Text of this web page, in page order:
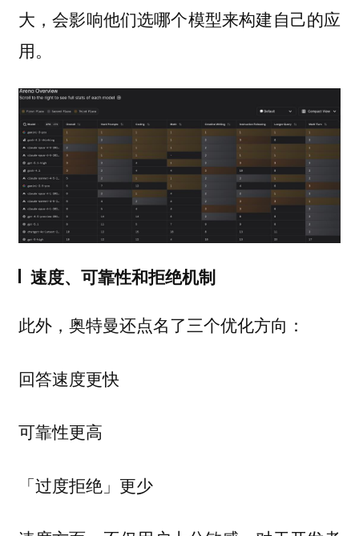
大，会影响他们选哪个模型来构建自己的应
用。
速度、可靠性和拒绝机制
此外，奥特曼还点名了三个优化方向：
回答速度更快
可靠性更高
「过度拒绝」更少